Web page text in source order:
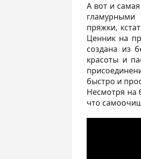
А вот и
гламурными
пряжки,
Ценник на
создана из
красоты и
быстро и
Несмотря на
что